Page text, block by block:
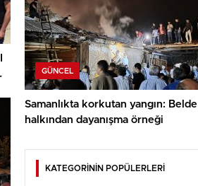
GÜNCEL
Samanlıkta korkutan yangın: Belde
halkından dayanışma örneği
KATEGORİNİN POPÜLERLERİ